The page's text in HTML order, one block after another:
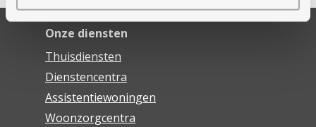
Onze diensten
Thuisdiensten
Dienstencentra
Assistentiewoningen
Woonzorgcentra